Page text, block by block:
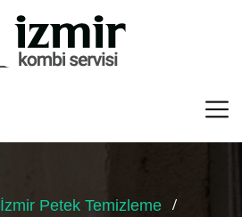
İzmir Petek Temizleme